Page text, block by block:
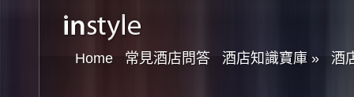
Home 常見酒店問答 酒店知識寶庫 » 酒